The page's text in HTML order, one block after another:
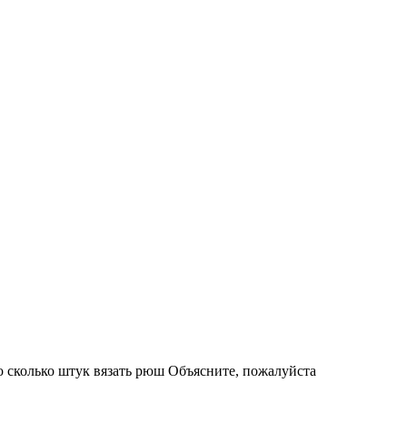
штук вязать рюш Объясните, пожалуйста